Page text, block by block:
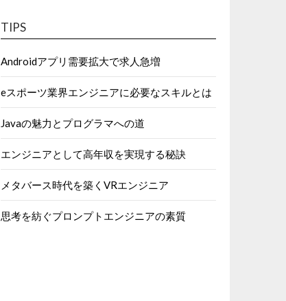
TIPS
Androidアプリ需要拡大で求人急増
eスポーツ業界エンジニアに必要なスキルとは
Javaの魅力とプログラマへの道
エンジニアとして高年収を実現する秘訣
メタバース時代を築くVRエンジニア
思考を紡ぐプロンプトエンジニアの素質